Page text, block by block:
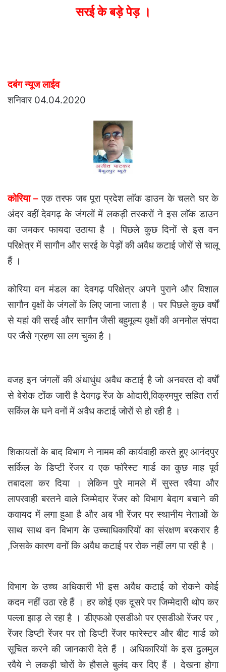
सरई के बड़े पेड़ ।
दबंग न्यूज लाईव
शनिवार 04.04.2020
कोरिया –एक तरफ जब पूरा प्रदेश लाॅक डाउन के चलते घर के
अंदर वहीं देवगढ़ के जंगलों में लकड़ी तस्करों ने इस लाॅक डाउन
का जमकर फायदा उठाया है । पिछले कुछ दिनों से इस वन
परिक्षेत्र में सागौन और सरई के पेड़ों की अवैध कटाई जोरों से चालू
हैं ।
कोरिया वन मंडल का देवगढ़ परिक्षेत्र अपने पुराने और विशाल
सागौन वृक्षों के जंगलों के लिए जाना जाता है । पर पिछले कुछ वर्षों
से यहां की सरई और सागौन जैसी बहुमूल्य वृक्षों की अनमोल संपदा
पर जैसे ग्रहण सा लग चुका है ।
वजह इन जंगलों की अंधाधुंध अवैध कटाई है जो अनवरत दो वर्षों
से बेरोक टोंक जारी है देवगढ़ रेंज के ओदारी,विक्रमपुर सहित तर्रा
सर्किल के घने वनों में अवैध कटाई जोरों से हो रही है ।
शिकायतों के बाद विभाग ने नामम की कार्यवाही करते हुए आनंदपुर
सर्किल के डिप्टी रेंजर व एक फॉरेस्ट गार्ड का कुछ माह पूर्व
तबादला कर दिया । लेकिन पुरे मामले में सुस्त रवैया और
लापरवाही बरतने वाले जिम्मेदार रेंजर को विभाग बेदाग बचाने की
कवायद में लगा हुआ है और अब भी रेंजर पर स्थानीय नेताओं के
साथ साथ वन विभाग के उच्चाधिकारियों का संरक्षण बरकरार है
,जिसके कारण वनों कि अवैध कटाई पर रोक नहीं लग पा रही है ।
विभाग के उच्च अधिकारी भी इस अवैध कटाई को रोकने कोई
कदम नहीं उठा रहे हैं । हर कोई एक दूसरे पर जिम्मेदारी थोप कर
पल्ला झाड़ ले रहा है । डीएफओ एसडीओ पर एसडीओ रेंजर पर ,
रेंजर डिप्टी रेंजर पर तो डिप्टी रेंजर फारेस्टर और बीट गार्ड को
सूचित करने की जानकारी देते हैं । अधिकारियों के इस ढुलमुल
रवैये ने लकड़ी चोरों के हौसले बुलंद कर दिए हैं । देखना होगा